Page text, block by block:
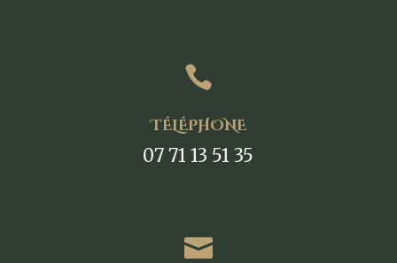

TÉLÉPHONE
07 71 13 51 35
